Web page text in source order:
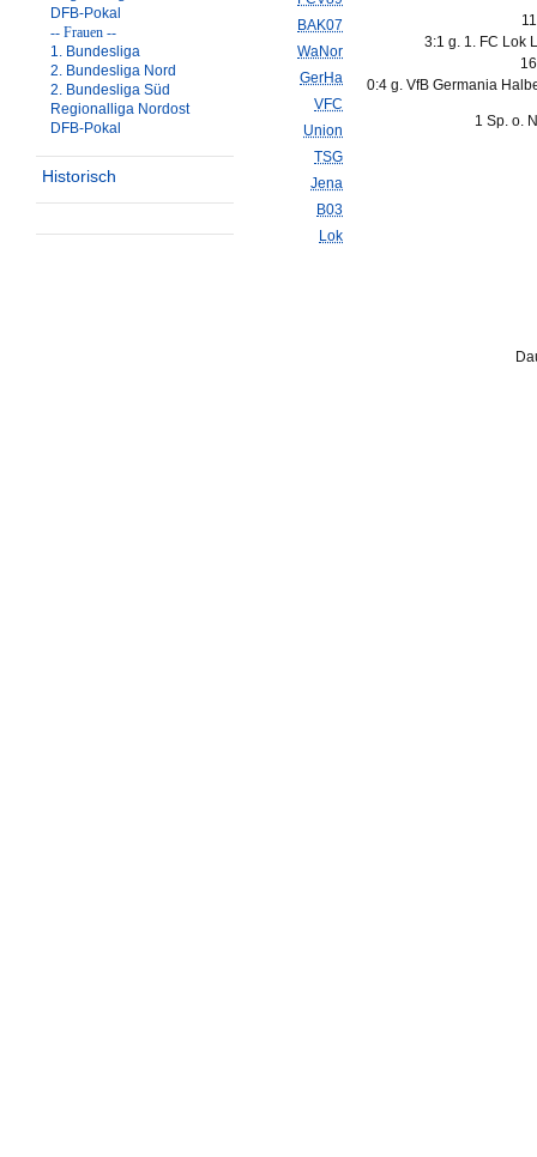
DFB-Pokal
-- Frauen --
1. Bundesliga
2. Bundesliga Nord
2. Bundesliga Süd
Regionalliga Nordost
DFB-Pokal
Historisch
BAK07
WaNor
GerHa
VFC
Union
TSG
Jena
B03
Lok
3:1 g. 1. FC Lok
0:4 g. VfB Germania
1 Sp. o.